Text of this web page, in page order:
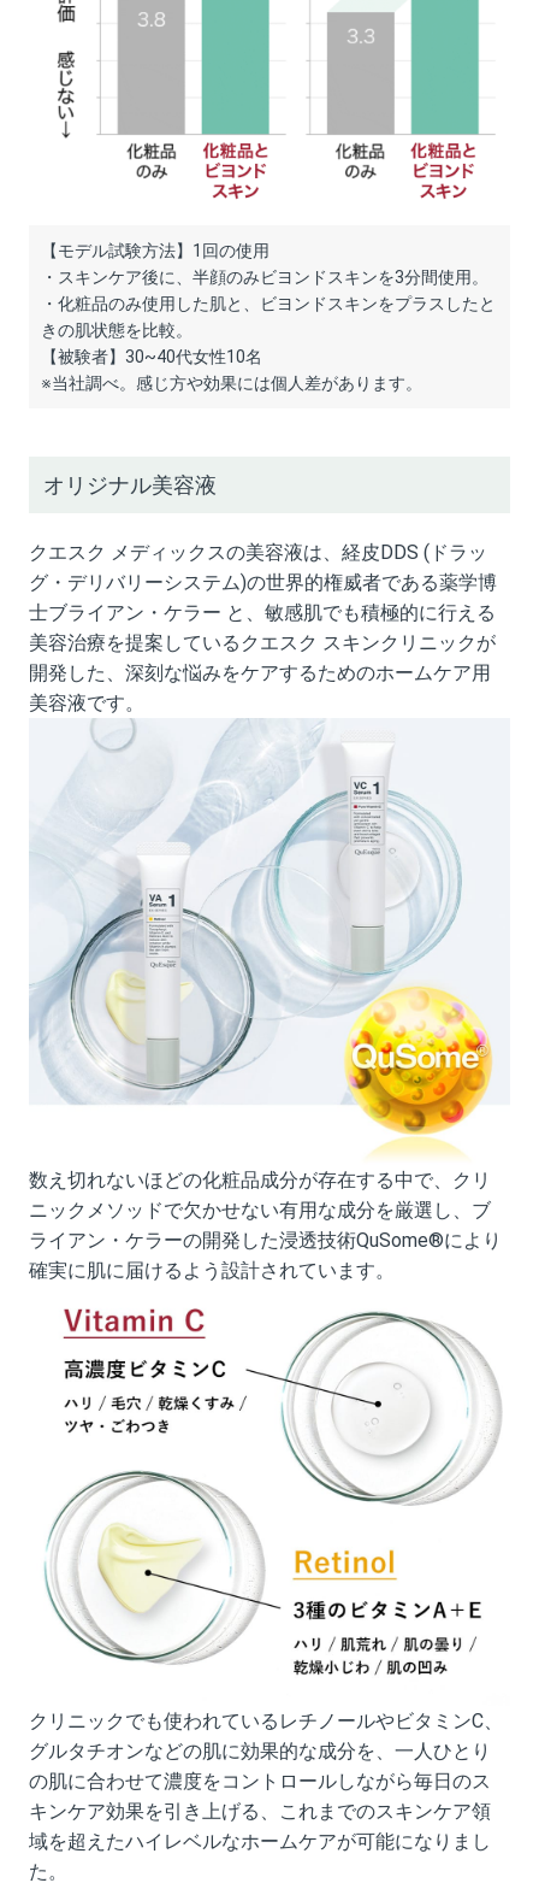
【モデル試験方法】1回の使用
・スキンケア後に、半顔のみビヨンドスキンを3分間使用。
・化粧品のみ使用した肌と、ビヨンドスキンをプラスしたと
きの肌状態を比較。
【被験者】30~40代女性10名
※当社調べ。感じ方や効果には個人差があります。
オリジナル美容液
クエスク メディックスの美容液は、経皮DDS (ドラッ
グ・デリバリーシステム)の世界的権威者である薬学博
士ブライアン・ケラー と、敏感肌でも積極的に行える
美容治療を提案しているクエスク スキンクリニックが
開発した、深刻な悩みをケアするためのホームケア用
美容液です。
数え切れないほどの化粧品成分が存在する中で、クリ
ニックメソッドで欠かせない有用な成分を厳選し、ブ
ライアン・ケラーの開発した浸透技術QuSome®により
確実に肌に届けるよう設計されています。
クリニックでも使われているレチノールやビタミンC、
グルタチオンなどの肌に効果的な成分を、一人ひとり
の肌に合わせて濃度をコントロールしながら毎日のス
キンケア効果を引き上げる、これまでのスキンケア領
域を超えたハイレベルなホームケアが可能になりまし
た。